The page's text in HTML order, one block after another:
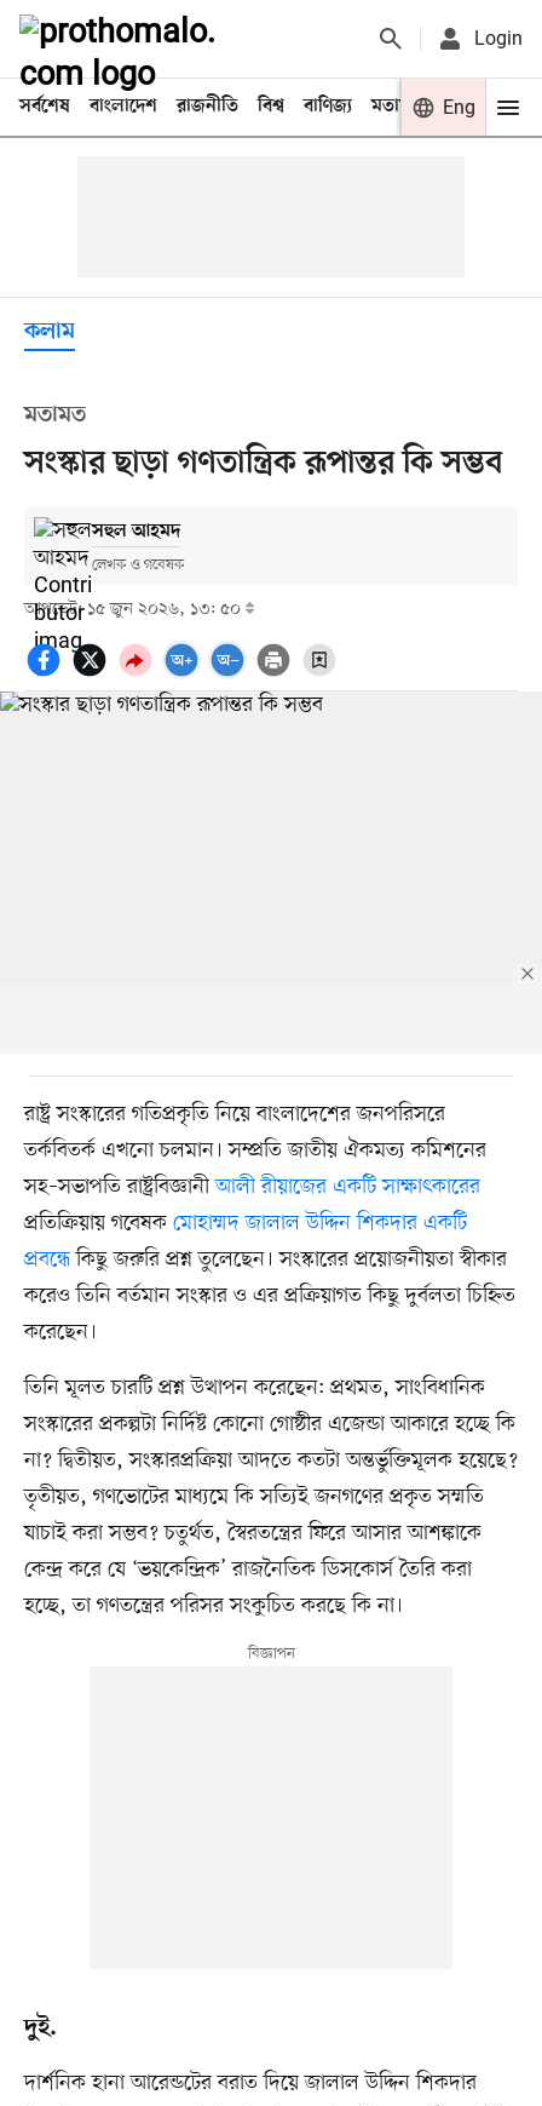
Login
সর্বশেষ বাংলাদেশ রাজনীতি বিশ্ব বাণিজ্য মতামত খেলা
Eng
কলাম
মতামত
সংস্কার ছাড়া গণতান্ত্রিক রূপান্তর কি সম্ভব
সহুল আহমদ
লেখক ও গবেষক
আপডেট: ১৫ জুন ২০২৬, ১৩: ৫০
রাষ্ট্র সংস্কারের গতিপ্রকৃতি নিয়ে বাংলাদেশের জনপরিসরে
তর্কবিতর্ক এখনো চলমান। সম্প্রতি জাতীয় ঐকমত্য কমিশনের
সহ–সভাপতি রাষ্ট্রবিজ্ঞানীআলী রীয়াজের একটি সাক্ষাৎকারের
প্রতিক্রিয়ায় গবেষক মোহাম্মদ জালাল উদ্দিন শিকদার একটি
প্রবন্ধেকিছু জরুরি প্রশ্ন তুলেছেন। সংস্কারের প্রয়োজনীয়তা স্বীকার
করেও তিনি বর্তমান সংস্কার ও এর প্রক্রিয়াগত কিছু দুর্বলতা চিহ্নিত
করেছেন।
তিনি মূলত চারটি প্রশ্ন উত্থাপন করেছেন: প্রথমত, সাংবিধানিক
সংস্কারের প্রকল্পটা নির্দিষ্ট কোনো গোষ্ঠীর এজেন্ডা আকারে হচ্ছে কি
না? দ্বিতীয়ত, সংস্কারপ্রক্রিয়া আদতে কতটা অন্তর্ভুক্তিমূলক হয়েছে?
তৃতীয়ত, গণভোটের মাধ্যমে কি সত্যিই জনগণের প্রকৃত সম্মতি
যাচাই করা সম্ভব? চতুর্থত, স্বৈরতন্ত্রের ফিরে আসার আশঙ্কাকে
কেন্দ্র করে যে ‘ভয়কেন্দ্রিক’ রাজনৈতিক ডিসকোর্স তৈরি করা
হচ্ছে, তা গণতন্ত্রের পরিসর সংকুচিত করছে কি না।
দুই.
দার্শনিক হানা আরেন্ডটের বরাত দিয়ে জালাল উদ্দিন শিকদার